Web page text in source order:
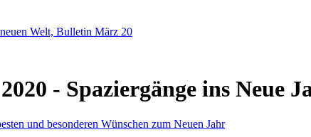
Welt, Bulletin März 20
- Spaziergänge ins Neue
und besonderen Wünschen zum Neuen Jahr